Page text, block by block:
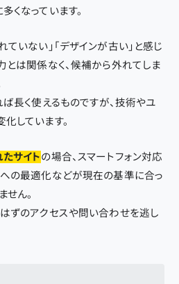
くなっています。
いない」「デザインが古い」と感じ
とは関係なく、候補から外れてしま
長く使えるものですが、技術やユ
しています。
サイトの場合、スマートフォン対応
の最適化などが現在の基準に合っ
せん。
ずのアクセスや問い合わせを逃し